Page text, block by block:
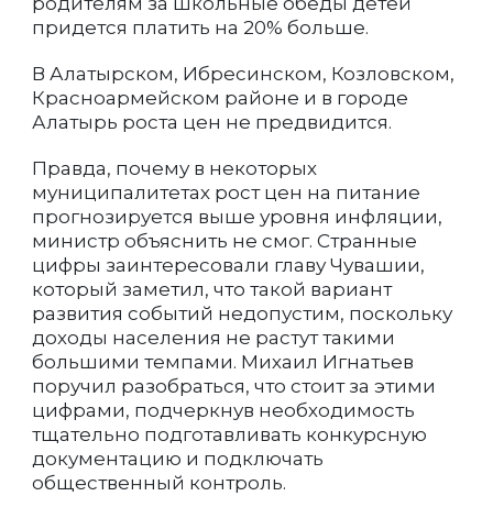
придется платить на 20% больше.
В Алатырском, Ибресинском, Козловском,
Красноармейском районе и в городе
Алатырь роста цен не предвидится.
Правда, почему в некоторых
муниципалитетах рост цен на питание
прогнозируется выше уровня инфляции,
министр объяснить не смог. Странные
цифры заинтересовали главу Чувашии,
который заметил, что такой вариант
развития событий недопустим, поскольку
доходы населения не растут такими
большими темпами. Михаил Игнатьев
поручил разобраться, что стоит за этими
цифрами, подчеркнув необходимость
тщательно подготавливать конкурсную
документацию и подключать
общественный контроль.